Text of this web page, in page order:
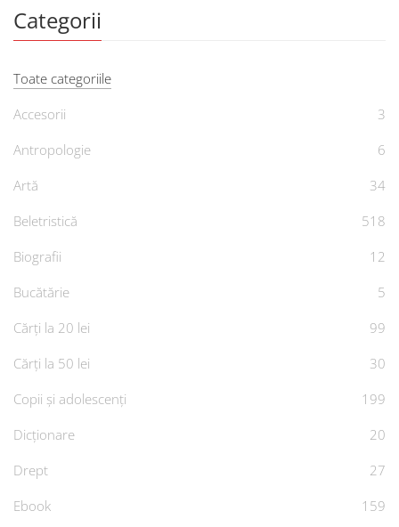
Categorii
Toate categoriile
Accesorii
3
Antropologie
6
Artă
34
Beletristică
518
Biografii
12
Bucătărie
5
Cărți la 20 lei
99
Cărți la 50 lei
30
Copii și adolescenți
199
Dicționare
20
Drept
27
Ebook
159